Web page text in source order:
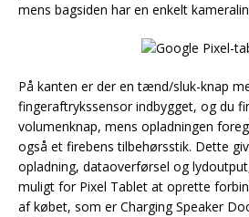
mens bagsiden har en enkelt
På kanten er der en tænd/sluk-knap
fingeraftrykssensor indbygget, og du
volumenknap, mens opladningen
også et firebens tilbehørsstik. Dette
opladning, dataoverførsel og
muligt for Pixel Tablet at oprette
af købet, som er Charging Speaker